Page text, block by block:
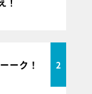
！
ーク！ 2